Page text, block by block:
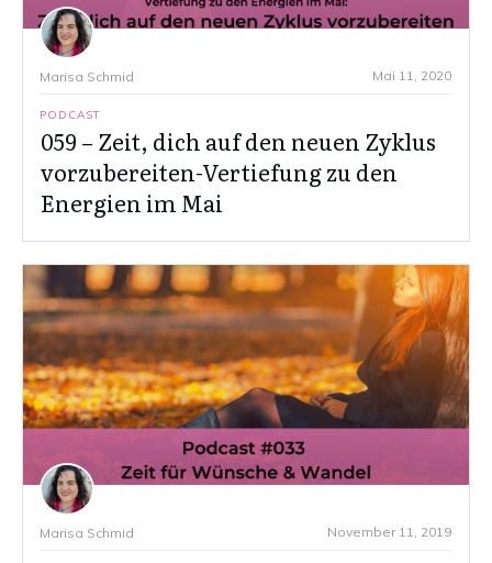
Marisa Schmid Mai 11, 2020
PODCAST
059 – Zeit, dich auf den neuen Zyklus
vorzubereiten-Vertiefung zu den
Energien im Mai
Marisa Schmid November 11, 2019